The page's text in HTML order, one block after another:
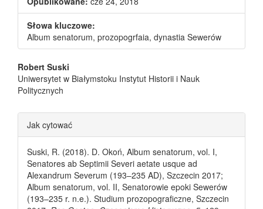
Słowa kluczowe:
Album senatorum, prozopogrfaia, dynastia Sewerów
Main Article Content
Robert Suski
Uniwersytet w Białymstoku Instytut Historii i Nauk
Politycznych
Article Details
Jak cytować
Suski, R. (2018). D. Okoń, Album senatorum, vol. I,
Senatores ab Septimii Severi aetate usque ad
Alexandrum Severum (193–235 AD), Szczecin 2017;
Album senatorum, vol. II, Senatorowie epoki Sewerów
(193–235 r. n.e.). Studium prozopograficzne, Szczecin